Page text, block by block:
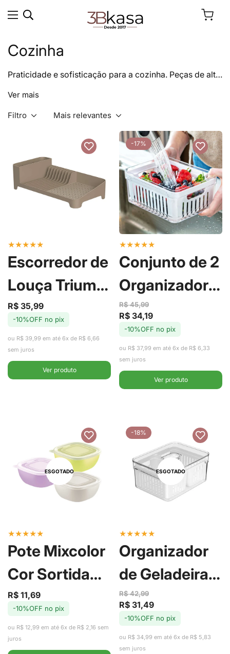
Cozinha
Praticidade e sofisticação para a cozinha. Peças de alta
deixar seu dia a dia mais elegante e organizado.
Ver mais
Filtro Mais relevantes
★★★★★
Escorredor de
Louça Trium
Compact
Marrom
Amêndoa -
Ou
Preço
de
R$ 35,99
Preço
regular
-10%OFF no pix
ou R$ 39,99 em até 6x de R$ 6,66
sem juros
Ver produto
-17%
★★★★★
Conjunto de 2
Organizadores
de Geladeira
com Cesto
Clear Fresh
2,2L - Ou
Preço
de
R$ 34,19
Preço
regular
R$ 45,99
-10%OFF no pix
ou R$ 37,99 em até 6x de R$ 6,33
sem juros
Ver produto
ESGOTADO
★★★★★
Pote Mixcolor
Cor Sortida
600ml -
Tramontina
Preço
de
R$ 11,69
Preço
regular
-10%OFF no pix
ou R$ 12,99 em até 6x de R$ 2,16 sem
juros
-18%
ESGOTADO
★★★★★
Organizador
de Geladeira
Duplo com
Cesto Clear
Fresh 2,2L -
Preço
de
R$ 31,49
Preço
regular
R$ 42,99
-10%OFF no pix
ou R$ 34,99 em até 6x de R$ 5,83
sem juros